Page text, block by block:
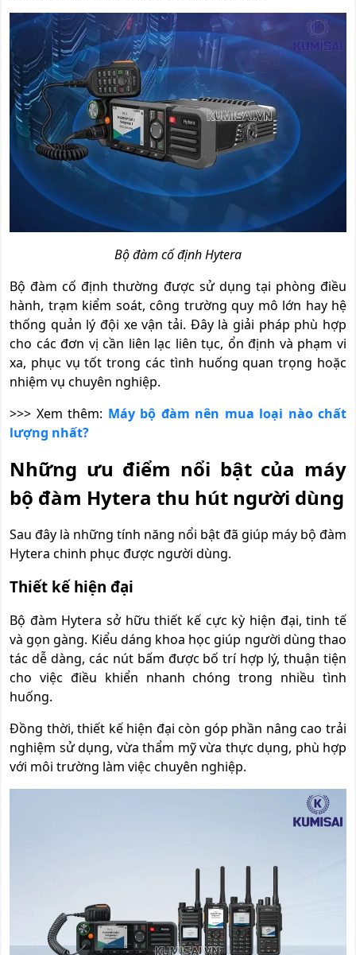
Bộ đàm cố định Hytera
Bộ đàm cố định thường được sử dụng tại phòng điều
hành, trạm kiểm soát, công trường quy mô lớn hay hệ
thống quản lý đội xe vận tải. Đây là giải pháp phù hợp
cho các đơn vị cần liên lạc liên tục, ổn định và phạm vi
xa, phục vụ tốt trong các tình huống quan trọng hoặc
nhiệm vụ chuyên nghiệp.
>>> Xem thêm: Máy bộ đàm nên mua loại nào chất
lượng nhất?
Những ưu điểm nổi bật của máy
bộ đàm Hytera thu hút người dùng
Sau đây là những tính năng nổi bật đã giúp máy bộ đàm
Hytera chinh phục được người dùng.
Thiết kế hiện đại
Bộ đàm Hytera sở hữu thiết kế cực kỳ hiện đại, tinh tế
và gọn gàng. Kiểu dáng khoa học giúp người dùng thao
tác dễ dàng, các nút bấm được bố trí hợp lý, thuận tiện
cho việc điều khiển nhanh chóng trong nhiều tình
huống.
Đồng thời, thiết kế hiện đại còn góp phần nâng cao trải
nghiệm sử dụng, vừa thẩm mỹ vừa thực dụng, phù hợp
với môi trường làm việc chuyên nghiệp.